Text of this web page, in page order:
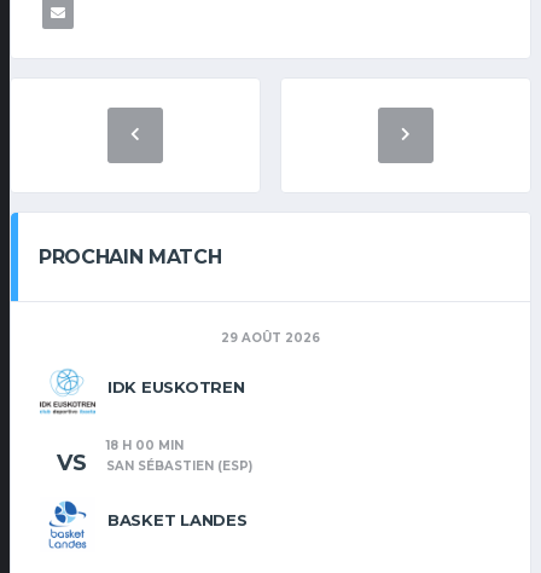
PROCHAIN MATCH
29 AOÛT 2026
IDK EUSKOTREN
BASKET LANDES
VS
18 H 00 MIN
SAN SÉBASTIEN (ESP)